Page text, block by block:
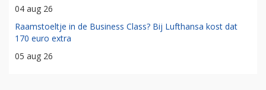
04 aug 26
Raamstoeltje in de Business Class? Bij Lufthansa kost dat
170 euro extra
05 aug 26